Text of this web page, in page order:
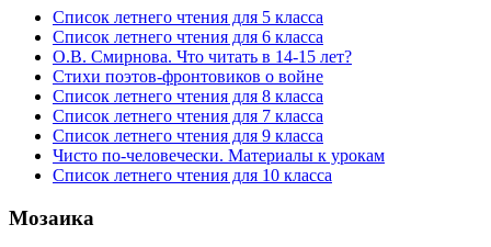
Список летнего чтения для 5 класса
Список летнего чтения для 6 класса
О.В. Смирнова. Что читать в 14-15 лет?
Стихи поэтов-фронтовиков о войне
Список летнего чтения для 8 класса
Список летнего чтения для 7 класса
Список летнего чтения для 9 класса
Чисто по-человечески. Материалы к урокам
Список летнего чтения для 10 класса
Мозаика